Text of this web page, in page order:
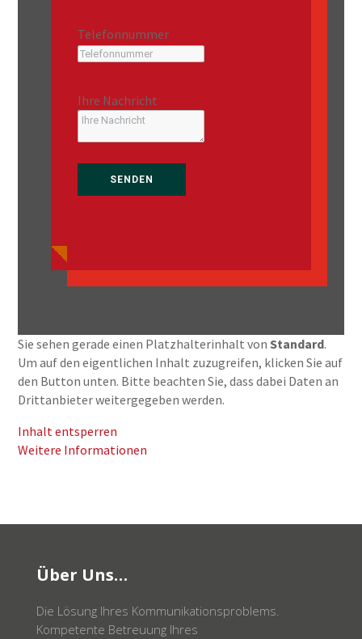
Telefonnummer
Ihre Nachricht
SENDEN
Sie sehen gerade einen Platzhalterinhalt von Standard.
Um auf den eigentlichen Inhalt zuzugreifen, klicken Sie auf
den Button unten. Bitte beachten Sie, dass dabei Daten an
Drittanbieter weitergegeben werden.
Inhalt entsperren
Weitere Informationen
Über Uns…
Die Lösung Ihres Kommunikationsproblems.
Kompetente Betreuung Ihres